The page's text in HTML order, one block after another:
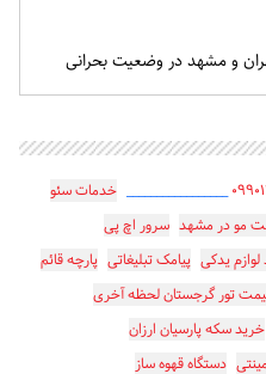
و مشهد در وضعیت بحرانی
_________________ خدمات سئو
مو در مشهد سرور اچ پی
یدکی پیامک تبلیغاتی پارچه قائم
تور گرجستان لحظه آخری
خرید سکه پارسیان ارزان
دستگاه قهوه ساز